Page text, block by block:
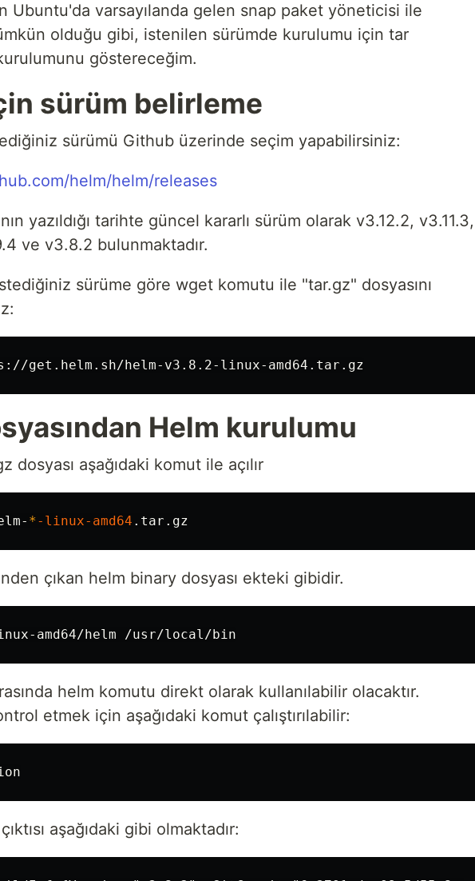
Ubuntu'da varsayılanda gelen snap paket yöneticisi ile
olduğu gibi, istenilen sürümde kurulumu için tar
göstereceğim.
sürüm belirleme
sürümü Github üzerinde seçim yapabilirsiniz:
helm/helm/releases
yazıldığı tarihte güncel kararlı sürüm olarak v3.12.2, v3.11.3,
ve v3.8.2 bulunmaktadır.
sürüme göre wget komutu ile "tar.gz" dosyasını
Helm kurulumu
dosyası aşağıdaki komut ile açılır
*-linux-amd64
çıkan helm binary dosyası ekteki gibidir.
helm komutu direkt olarak kullanılabilir olacaktır.
etmek için aşağıdaki komut çalıştırılabilir:
aşağıdaki gibi olmaktadır: